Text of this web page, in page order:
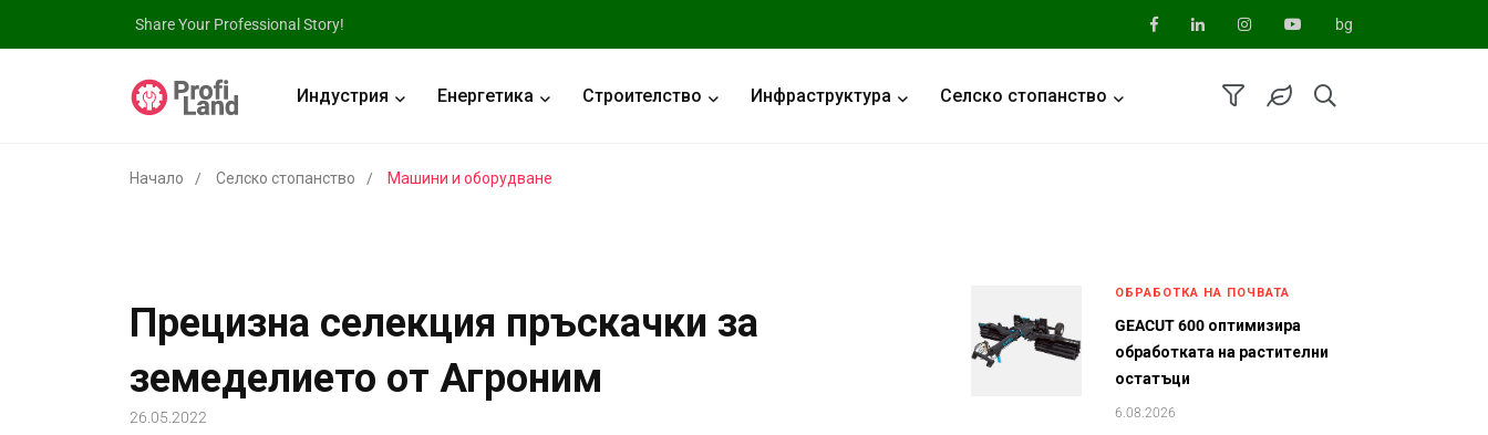
Share Your Professional Story! bg
Индустрия Енергетика Строителство Инфраструктура Селско стопанство
Начало Селско стопанство Машини и оборудване
Прецизна селекция пръскачки за
земеделието от Агроним
26.05.2022
ОБРАБОТКА НА ПОЧВАТА
GEACUT 600 оптимизира
обработката на растителни
остатъци
6.08.2026